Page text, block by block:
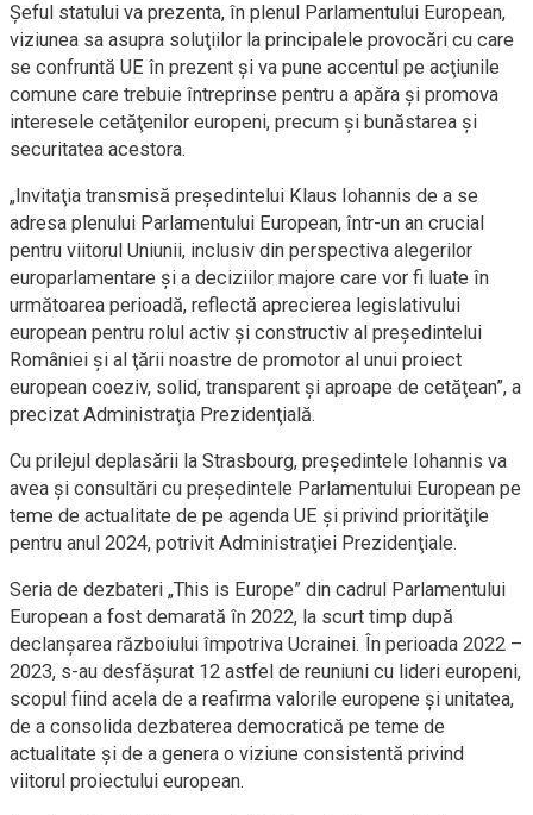
Şeful statului va prezenta, în plenul Parlamentului European,
viziunea sa asupra soluţiilor la principalele provocări cu care
se confruntă UE în prezent şi va pune accentul pe acţiunile
comune care trebuie întreprinse pentru a apăra şi promova
interesele cetăţenilor europeni, precum şi bunăstarea şi
securitatea acestora.
„Invitaţia transmisă preşedintelui Klaus Iohannis de a se
adresa plenului Parlamentului European, într-un an crucial
pentru viitorul Uniunii, inclusiv din perspectiva alegerilor
europarlamentare şi a deciziilor majore care vor fi luate în
următoarea perioadă, reflectă aprecierea legislativului
european pentru rolul activ şi constructiv al preşedintelui
României şi al ţării noastre de promotor al unui proiect
european coeziv, solid, transparent şi aproape de cetăţean”, a
precizat Administraţia Prezidenţială.
Cu prilejul deplasării la Strasbourg, preşedintele Iohannis va
avea şi consultări cu preşedintele Parlamentului European pe
teme de actualitate de pe agenda UE şi privind priorităţile
pentru anul 2024, potrivit Administraţiei Prezidenţiale.
Seria de dezbateri „This is Europe” din cadrul Parlamentului
European a fost demarată în 2022, la scurt timp după
declanşarea războiului împotriva Ucrainei. În perioada 2022 –
2023, s-au desfăşurat 12 astfel de reuniuni cu lideri europeni,
scopul fiind acela de a reafirma valorile europene şi unitatea,
de a consolida dezbaterea democratică pe teme de
actualitate şi de a genera o viziune consistentă privind
viitorul proiectului european.